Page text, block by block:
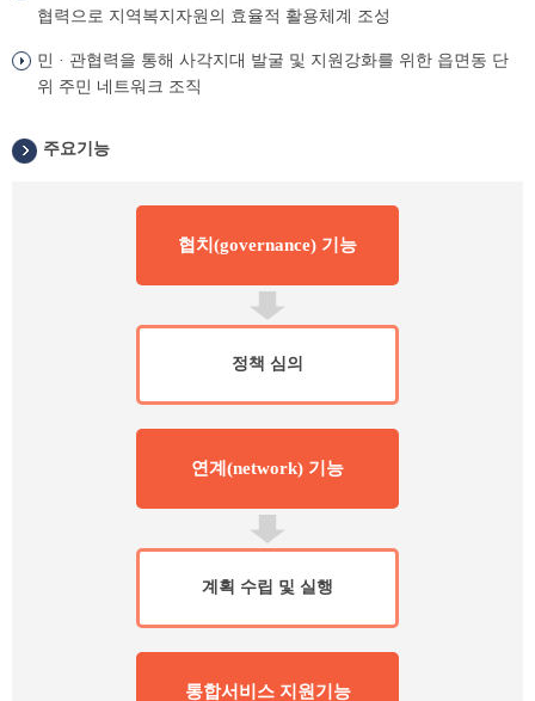
협력으로 지역복지자원의 효율적 활용체계 조성
민 · 관협력을 통해 사각지대 발굴 및 지원강화를 위한 읍면동 단
위 주민 네트워크 조직
주요기능
협치(governance) 기능
정책 심의
연계(network) 기능
계획 수립 및 실행
통합서비스 지원기능